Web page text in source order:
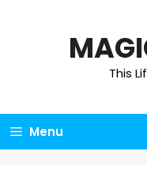
This
Menu